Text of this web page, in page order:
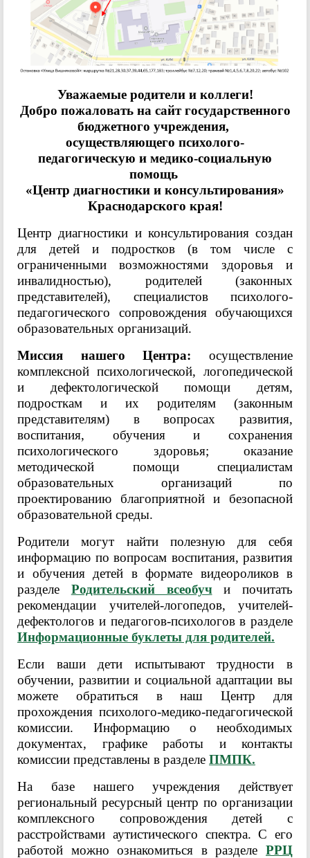
Уважаемые родители и коллеги!
Добро пожаловать на сайт государственного
бюджетного учреждения,
осуществляющего психолого-
педагогическую и медико-социальную
помощь
«Центр диагностики и консультирования»
Краснодарского края!
Центр диагностики и консультирования создан
для детей и подростков (в том числе с
ограниченными возможностями здоровья и
инвалидностью), родителей (законных
представителей), специалистов психолого-
педагогического сопровождения обучающихся
образовательных организаций.
Миссия нашего Центра: осуществление
комплексной психологической, логопедической
и дефектологической помощи детям,
подросткам и их родителям (законным
представителям) в вопросах развития,
воспитания, обучения и сохранения
психологического здоровья; оказание
методической помощи специалистам
образовательных организаций по
проектированию благоприятной и безопасной
образовательной среды.
Родители могут найти полезную для себя
информацию по вопросам воспитания, развития
и обучения детей в формате видеороликов в
разделе Родительский всеобучи почитать
рекомендации учителей-логопедов, учителей-
дефектологов и педагогов-психологов в разделе
Информационные буклеты для родителей.
Если ваши дети испытывают трудности в
обучении, развитии и социальной адаптации вы
можете обратиться в наш Центр для
прохождения психолого-медико-педагогической
комиссии. Информацию о необходимых
документах, графике работы и контакты
комиссии представлены в разделе ПМПК.
На базе нашего учреждения действует
региональный ресурсный центр по организации
комплексного сопровождения детей с
расстройствами аутистического спектра. С его
работой можно ознакомиться в разделе РРЦ